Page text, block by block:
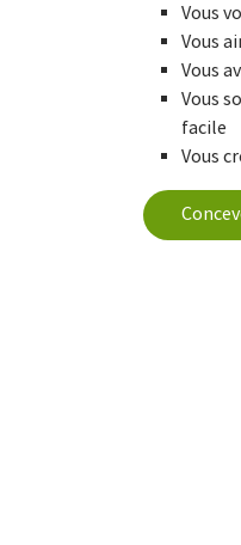
Vous
Vous
Vous
Vous
facile
Vous